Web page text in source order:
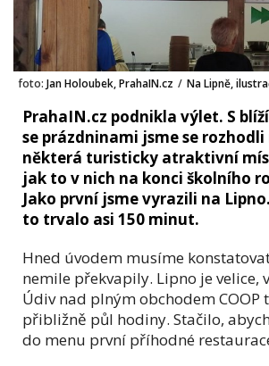
foto: Jan Holoubek, PrahaIN.cz / Na Lipně,
PrahaIN.cz podnikla výlet. S
se prázdninami jsme se
některá turisticky atraktivní
jak to v nich na konci školního
Jako první jsme vyrazili na
to trvalo asi 150 minut.
Hned úvodem musíme
nemile překvapily. Lipno je velice,
Údiv nad plným obchodem COOP
přibližně půl hodiny. Stačilo,
do menu první příhodné